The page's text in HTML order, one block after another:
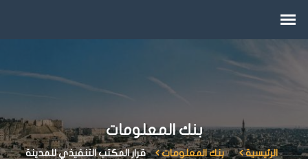
بنك المعلومات
الرئيسية بنك المعلومات قرار المكتب التنفيذي للمدينة